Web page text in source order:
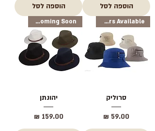
הוספה לסל הוספה לסל
New Colors Available
סרוליק
מחיר
New Colors Coming Soon
יהונתן
מחיר‏159.00 ‏₪